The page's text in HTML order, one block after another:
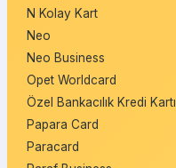
N Kolay Kart
Neo
Neo Business
Opet Worldcard
Özel Bankacılık Kredi Kartı
Papara Card
Paracard